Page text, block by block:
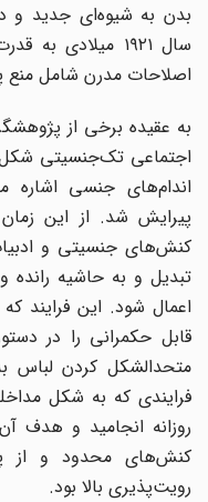
بدن به شیوه‌ای جدید و در
سال ۱۹۲۱ میلادی
اصلاحات مدرن شامل منع
به عقیده برخی از
اجتماعی تک‌جنسیتی شکل
اندام‌های جنسی اشاره
پیرایش شد. از این
کنش‌های جنسیتی و ادبیات
تبدیل و به حاشیه رانده
اعمال شود. این فرایند
متحدالشکل کردن لباس
فرایندی که به شکل مداخله
روزانه انجامید و هدف آن
کنش‌های محدود و از
رویت‌پذیری بالا بود.